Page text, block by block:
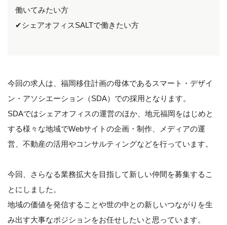
働いてみたい方
✔︎シェアオフィスSALTで働きたい方
今回の求人は、福岡移住計画の母体であるスマート・デザイ
ン・アソシエーション（SDA）での採用となります。
SDAではシェアオフィスの運営のほか、地元福岡をはじめと
する様々な地域でWebサイトの企画・制作、メディアの運
営、不動産の活用やコンサルティングなどを行っています。
今回、さらなる業務拡大を目指して新しい仲間を募集するこ
とにしました。
地域の価値を発信することや世の中との新しいつながりを生
み出す大事なポジションをお任せしたいと思っています。